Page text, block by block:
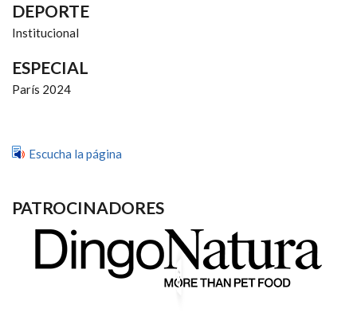
DEPORTE
Institucional
ESPECIAL
París 2024
Escucha la página
PATROCINADORES